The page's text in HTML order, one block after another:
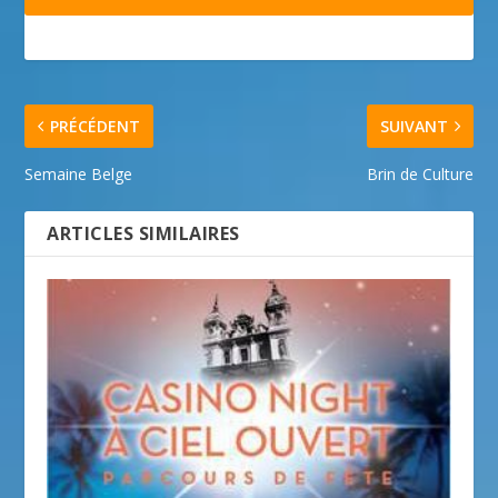
PRÉCÉDENT
Semaine Belge
SUIVANT
Brin de Culture
ARTICLES SIMILAIRES